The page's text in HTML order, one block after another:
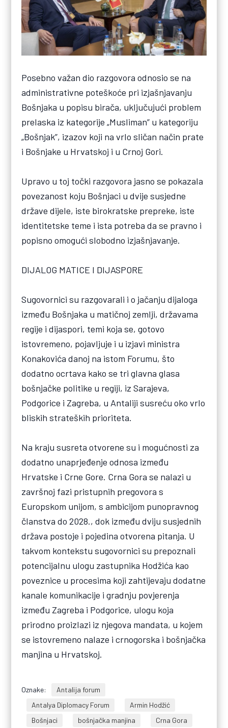
Posebno važan dio razgovora odnosio se na
administrativne poteškoće pri izjašnjavanju
Bošnjaka u popisu birača, uključujući problem
prelaska iz kategorije „Musliman” u kategoriju
„Bošnjak”, izazov koji na vrlo sličan način prate
i Bošnjake u Hrvatskoj i u Crnoj Gori.
Upravo u toj točki razgovora jasno se pokazala
povezanost koju Bošnjaci u dvije susjedne
države dijele, iste birokratske prepreke, iste
identitetske teme i ista potreba da se pravno i
popisno omogući slobodno izjašnjavanje.
DIJALOG MATICE I DIJASPORE
Sugovornici su razgovarali i o jačanju dijaloga
između Bošnjaka u matičnoj zemlji, državama
regije i dijaspori, temi koja se, gotovo
istovremeno, pojavljuje i u izjavi ministra
Konakovića danoj na istom Forumu, što
dodatno ocrtava kako se tri glavna glasa
bošnjačke politike u regiji, iz Sarajeva,
Podgorice i Zagreba, u Antaliji susreću oko vrlo
bliskih strateških prioriteta.
Na kraju susreta otvorene su i mogućnosti za
dodatno unaprjeđenje odnosa između
Hrvatske i Crne Gore. Crna Gora se nalazi u
završnoj fazi pristupnih pregovora s
Europskom unijom, s ambicijom punopravnog
članstva do 2028., dok između dviju susjednih
država postoje i pojedina otvorena pitanja. U
takvom kontekstu sugovornici su prepoznali
potencijalnu ulogu zastupnika Hodžića kao
poveznice u procesima koji zahtijevaju dodatne
kanale komunikacije i gradnju povjerenja
između Zagreba i Podgorice, ulogu koja
prirodno proizlazi iz njegova mandata, u kojem
se istovremeno nalaze i crnogorska i bošnjačka
manjina u Hrvatskoj.
Oznake:
Antalija forum
Antalya Diplomacy Forum
Armin Hodžić
Bošnjaci
bošnjačka manjina Crna Gora